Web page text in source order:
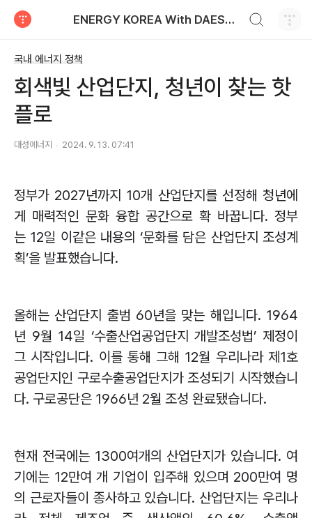
ENERGY KOREA With DAESUNG ENERGY
국내 에너지 정책
회색빛 산업단지, 청년이 찾는 핫
플로
대성에너지 2024. 9. 13. 07:41
정부가 2027년까지 10개 산업단지를 선정해 청년에
게 매력적인 문화 융합 공간으로 확 바꿉니다. 정부
는 12일 이같은 내용의 ‘문화를 담은 산업단지 조성계
획’을 발표했습니다.
올해는 산업단지 출범 60년을 맞는 해입니다. 1964
년 9월 14일 ‘수출산업공업단지 개발조성법’ 제정이
그 시작입니다. 이를 통해 그해 12월 우리나라 제 1호
공업단지인 구로수출공업단지가 조성되기 시작했습니
다. 구로공단은 1966년 2월 조성 완료됐습니다.
현재 전국에는 1300여개의 산업단지가 있습니다. 여
기에는 12만여 개 기업이 입주해 있으며 200만여 명
의 근로자들이 종사하고 있습니다. 산업단지는 우리나